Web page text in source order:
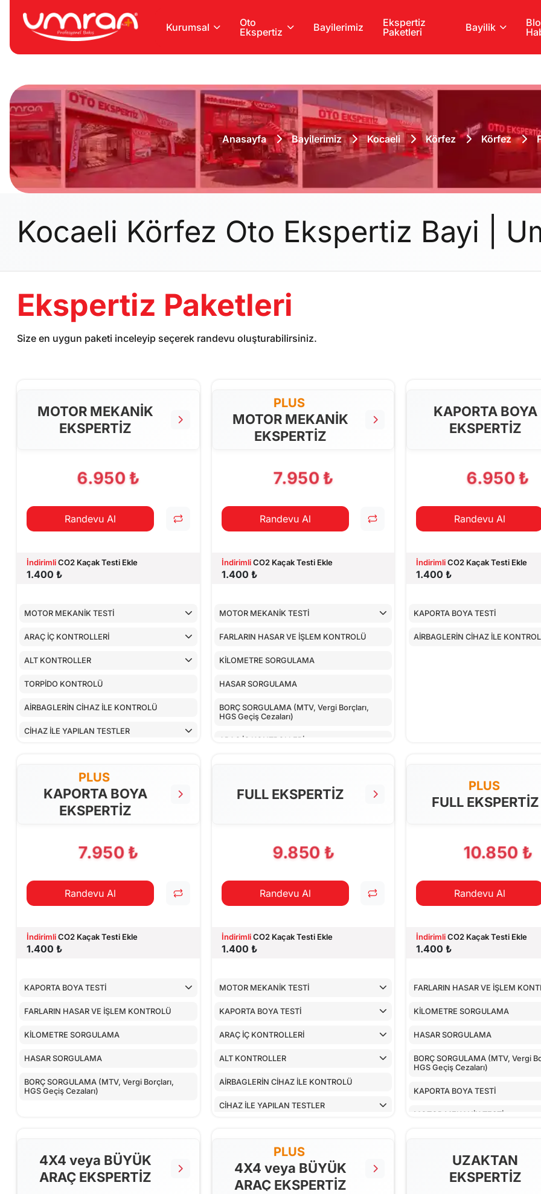
Kurumsal
Oto
Ekspertiz
Bayilerimiz
Ekspertiz
Paketleri
Bayilik
Anasayfa Bayilerimiz Kocaeli Körfez Körfez
Kocaeli Körfez Oto Ekspertiz Bayi |
Ekspertiz Paketleri
Size en uygun paketi inceleyip seçerek randevu oluşturabilirsiniz.
MOTOR MEKANİK
EKSPERTİZ
6.950 ₺
Randevu Al
İndirimliCO2 Kaçak Testi Ekle
1.400 ₺
MOTOR MEKANİK TESTİ
ARAÇ İÇ KONTROLLERİ
ALT KONTROLLER
TORPİDO KONTROLÜ
AİRBAGLERİN CİHAZ İLE KONTROLÜ
CİHAZ İLE YAPILAN TESTLER
PLUS
MOTOR MEKANİK
EKSPERTİZ
7.950 ₺
Randevu Al
İndirimliCO2 Kaçak Testi Ekle
1.400 ₺
MOTOR MEKANİK TESTİ
FARLARIN HASAR VE İŞLEM KONTROLÜ
KİLOMETRE SORGULAMA
HASAR SORGULAMA
BORÇ SORGULAMA (MTV, Vergi Borçları,
HGS Geçiş Cezaları)
ARAÇ İÇ KONTROLLERİ
TORPİDO KONTROLÜ
KAPORTA BOYA
EKSPERTİZ
6.950 ₺
Randevu Al
İndirimliCO2 Kaçak Testi Ekle
1.400 ₺
KAPORTA BOYA TESTİ
AİRBAGLERİN CİHAZ İLE
PLUS
KAPORTA BOYA
EKSPERTİZ
7.950 ₺
Randevu Al
İndirimliCO2 Kaçak Testi Ekle
1.400 ₺
KAPORTA BOYA TESTİ
FARLARIN HASAR VE İŞLEM KONTROLÜ
KİLOMETRE SORGULAMA
HASAR SORGULAMA
BORÇ SORGULAMA (MTV, Vergi Borçları,
HGS Geçiş Cezaları)
FULL EKSPERTİZ
9.850 ₺
Randevu Al
İndirimliCO2 Kaçak Testi Ekle
1.400 ₺
MOTOR MEKANİK TESTİ
KAPORTA BOYA TESTİ
ARAÇ İÇ KONTROLLERİ
ALT KONTROLLER
AİRBAGLERİN CİHAZ İLE KONTROLÜ
CİHAZ İLE YAPILAN TESTLER
PLUS
FULL EKSPERTİZ
10.850 ₺
Randevu Al
İndirimliCO2 Kaçak Testi Ekle
1.400 ₺
FARLARIN HASAR VE İŞLEM
KİLOMETRE SORGULAMA
HASAR SORGULAMA
BORÇ SORGULAMA (MTV, Vergi
HGS Geçiş Cezaları)
KAPORTA BOYA TESTİ
MOTOR MEKANİK TESTİ
ALT KONTROLLER
AİRBAGLERİN CİHAZ İLE
4X4 veya BÜYÜK
ARAÇ EKSPERTİZ
PLUS
4X4 veya BÜYÜK
ARAÇ EKSPERTİZ
UZAKTAN
EKSPERTİZ